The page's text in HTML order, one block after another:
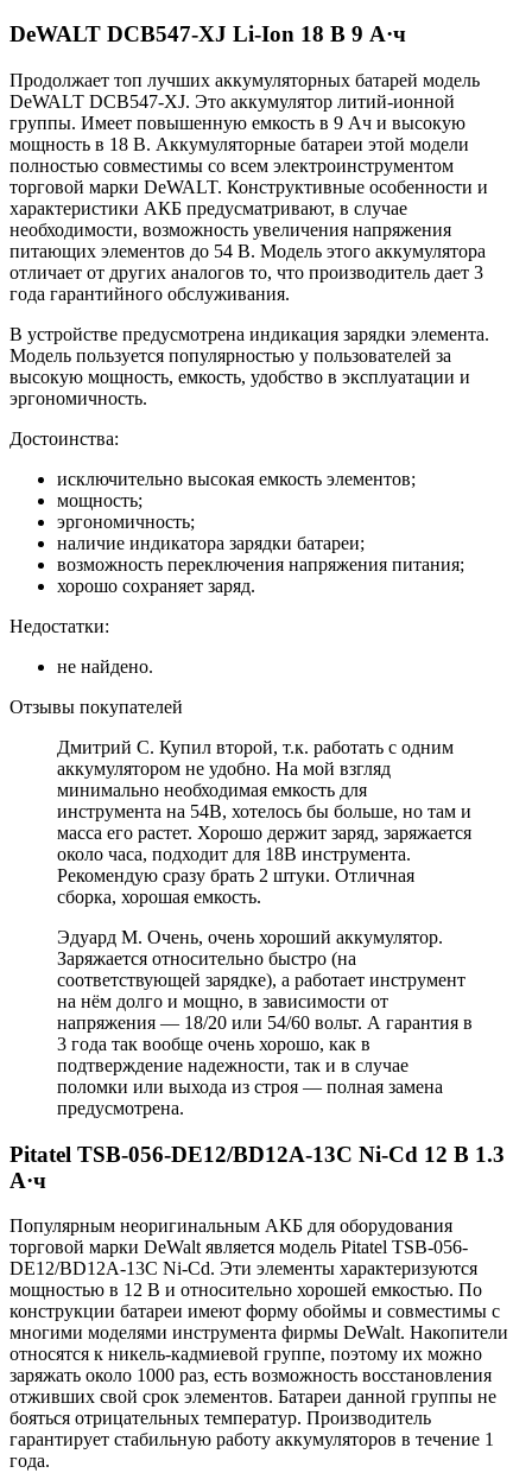
DeWALT DCB547-XJ Li-Ion 18 В 9 А·ч
Продолжает топ лучших аккумуляторных батарей модель
DeWALT DCB547-XJ. Это аккумулятор литий-ионной
группы. Имеет повышенную емкость в 9 Ач и высокую
мощность в 18 В. Аккумуляторные батареи этой модели
полностью совместимы со всем электроинструментом
торговой марки DeWALT. Конструктивные особенности и
характеристики АКБ предусматривают, в случае
необходимости, возможность увеличения напряжения
питающих элементов до 54 В. Модель этого аккумулятора
отличает от других аналогов то, что производитель дает 3
года гарантийного обслуживания.
В устройстве предусмотрена индикация зарядки элемента.
Модель пользуется популярностью у пользователей за
высокую мощность, емкость, удобство в эксплуатации и
эргономичность.
Достоинства:
исключительно высокая емкость элементов;
мощность;
эргономичность;
наличие индикатора зарядки батареи;
возможность переключения напряжения питания;
хорошо сохраняет заряд.
Недостатки:
не найдено.
Отзывы покупателей
Дмитрий С. Купил второй, т.к. работать с одним
аккумулятором не удобно. На мой взгляд
минимально необходимая емкость для
инструмента на 54В, хотелось бы больше, но там и
масса его растет. Хорошо держит заряд, заряжается
около часа, подходит для 18В инструмента.
Рекомендую сразу брать 2 штуки. Отличная
сборка, хорошая емкость.
Эдуард М. Очень, очень хороший аккумулятор.
Заряжается относительно быстро (на
соответствующей зарядке), а работает инструмент
на нём долго и мощно, в зависимости от
напряжения — 18/20 или 54/60 вольт. А гарантия в
3 года так вообще очень хорошо, как в
подтверждение надежности, так и в случае
поломки или выхода из строя — полная замена
предусмотрена.
Pitatel TSB-056-DE12/BD12A-13C Ni-Cd 12 В 1.3
А·ч
Популярным неоригинальным АКБ для оборудования
торговой марки DeWalt является модель Pitatel TSB-056-
DE12/BD12A-13C Ni-Cd. Эти элементы характеризуются
мощностью в 12 В и относительно хорошей емкостью. По
конструкции батареи имеют форму обоймы и совместимы с
многими моделями инструмента фирмы DeWalt. Накопители
относятся к никель-кадмиевой группе, поэтому их можно
заряжать около 1000 раз, есть возможность восстановления
отживших свой срок элементов. Батареи данной группы не
бояться отрицательных температур. Производитель
гарантирует стабильную работу аккумуляторов в течение 1
года.